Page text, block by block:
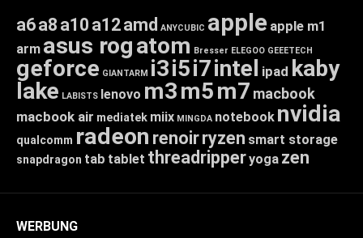
a6a8 a10 a12amd ANYCUBIC apple apple m1
arm asus rogatom Bresser ELEGOO GEEETECH
geforce GIANTARM i3i5i7intel ipad kaby
lake LABISTS lenovo m3m5m7 macbook
macbook air mediatek miix MINGDA notebook nvidia
qualcomm radeon renoirryzen smart storage
snapdragon tab tablet threadripperyoga zen
WERBUNG